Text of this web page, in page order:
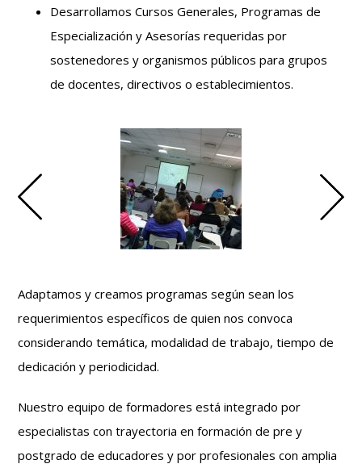
Desarrollamos Cursos Generales, Programas de
Especialización y Asesorías requeridas por
sostenedores y organismos públicos para grupos
de docentes, directivos o establecimientos.
Adaptamos y creamos programas según sean los
requerimientos específicos de quien nos convoca
considerando temática, modalidad de trabajo, tiempo de
dedicación y periodicidad.
Nuestro equipo de formadores está integrado por
especialistas con trayectoria en formación de pre y
postgrado de educadores y por profesionales con amplia